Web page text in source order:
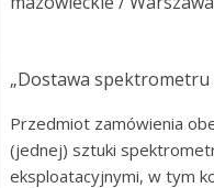
„Dostawa spektrometru
Przedmiot zamówienia
(jednej) sztuki
eksploatacyjnymi, w tym